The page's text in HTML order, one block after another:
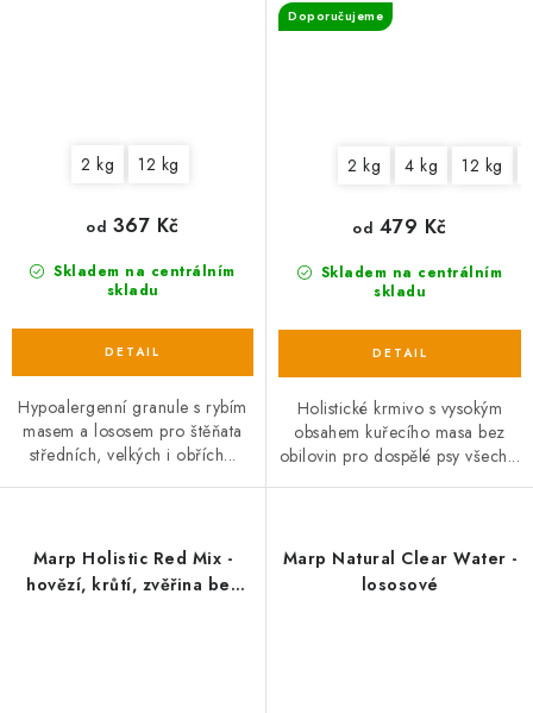
2 kg 12 kg
Skladem na centrálním
skladu
od 367 Kč
Hypoalergenní granule s rybím
masem a lososem pro štěňata
středních, velkých i obřích...
Doporučujeme
2 kg 4 kg 12 kg
Skladem na centrálním
skladu
od 479 Kč
Holistické krmivo s vysokým
obsahem kuřecího masa bez
obilovin pro dospělé psy všech...
Marp Holistic Red Mix -
hovězí, krůtí, zvěřina bez
Marp Natural Clear Water -
lososové